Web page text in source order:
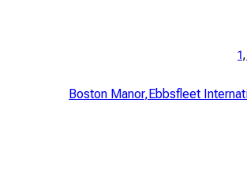
1,
Boston Manor,Ebbsfleet